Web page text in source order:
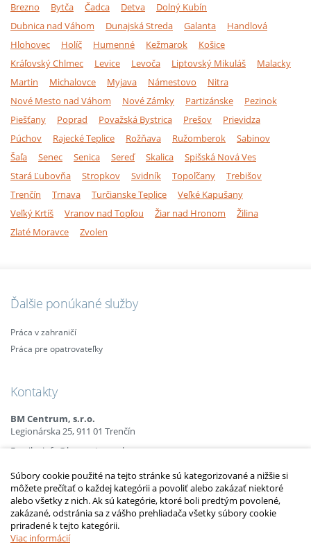
Brezno
Bytča Čadca Detva
Dolný Kubín
Dubnica nad Váhom
Dunajská Streda Galanta
Handlová
Hlohovec
Holíč Humenné Kežmarok
Košice
Kráľovský Chlmec
Levice Levoča Liptovský Mikuláš
Malacky
Martin
Michalovce Myjava Námestovo
Nitra
Nové Mesto nad Váhom
Nové Zámky Partizánske
Pezinok
Piešťany
Poprad Považská Bystrica Prešov
Prievidza
Púchov
Rajecké Teplice Rožňava Ružomberok
Sabinov
Šaľa
Senec Senica Sereď Skalica
Spišská Nová Ves
Stará Ľubovňa
Stropkov Svidník Topoľčany
Trebišov
Trenčín
Trnava Turčianske Teplice
Veľké Kapušany
Veľký Krtíš
Vranov nad Topľou Žiar nad Hronom
Žilina
Zlaté Moravce
Zvolen
Ďalšie ponúkané služby
Práca v zahraničí
Práca pre opatrovateľky
Kontakty
BM Centrum, s.r.o.
Legionárska 25, 911 01 Trenčín
Email: info@bmcentrum.sk
+421 (0)910 385 238
+421 (0)949 152 774
2010 – 2014 © Copyrightopatrovatelsky-kurz.sk
Upraviť nastavenia Cookies
Súbory cookie použité na tejto stránke sú kategorizované a nižšie si
môžete prečítať o každej kategórii a povoliť alebo zakázať niektoré
alebo všetky z nich. Ak sú kategórie, ktoré boli predtým povolené,
zakázané, odstránia sa z vášho prehliadača všetky súbory cookie
priradené k tejto kategórii.
Viac informácií